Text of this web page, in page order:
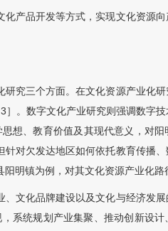
产品开发等方式，实现文化资源
究三个方面。在文化资源产业化
。数字文化产业研究则强调数字
想、教育价值及其现代意义，对阳
对欠发达地区如何依托教育传播
明镇为例，对其文化资源产业化路
文化品牌建设以及文化与经济发
系统规划产业集聚、推动创新设